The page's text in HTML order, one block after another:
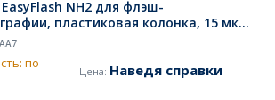
NH2 для флэш-
пластиковая колонка, 15 мкм,
по
Наведя справки